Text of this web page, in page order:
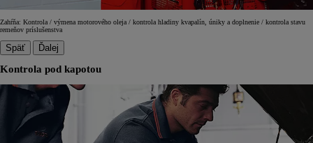
Zahŕňa: Kontrola / výmena motorového oleja / kontrola hladiny kvapalín, úniky a doplnenie / kontrola stavu
remeňov príslušenstva
Späť Ďalej
Kontrola pod kapotou